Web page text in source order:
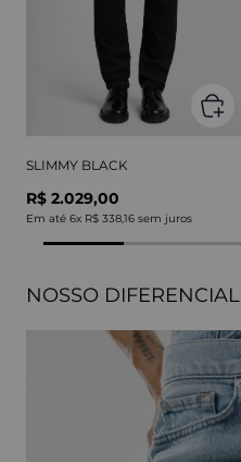
SLIMMY BLACK
R$ 2.029,00
Em até 6x R$ 338,16 sem juros
NOSSO DIFERENCIAL